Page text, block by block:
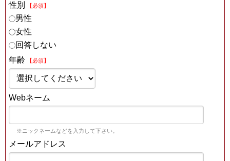
性別
【必須】
男性
女性
回答しない
年齢
【必須】
Webネーム
※ニックネームなどを入力して下さい。
メールアドレス